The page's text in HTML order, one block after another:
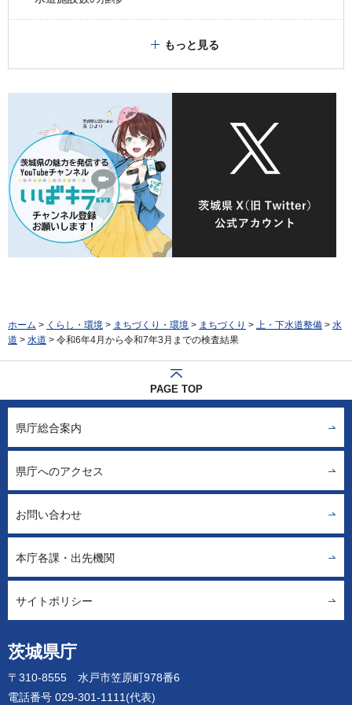
もっと見る
ホーム > くらし・環境 > まちづくり・環境 > まちづくり > 上・下水道整備 > 水
道 > 水道 > 令和6年4月から令和7年3月までの検査結果
PAGE TOP
茨城県庁
〒310-8555 水戸市笠原町978番6
電話番号 029-301-1111(代表)
県庁総合案内
県庁へのアクセス
お問い合わせ
本庁各課・出先機関
サイトポリシー